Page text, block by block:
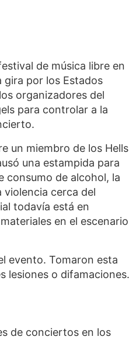
de música libre en
gira por los Estados
organizadores del
para controlar a la
un miembro de los Hells
una estampida para
consumo de alcohol, la
violencia cerca del
todavía está en
en el escenario
evento. Tomaron esta
lesiones o difamaciones.
de conciertos en los